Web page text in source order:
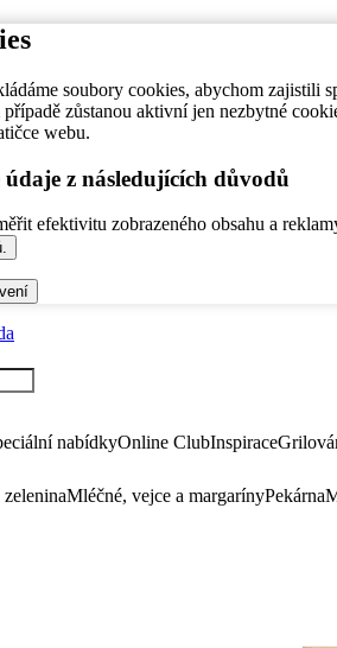
soubory cookies, abychom
zůstanou aktivní jen nezbytné
webu.
z následujících důvodů
efektivitu zobrazeného obsahu a
nabídkyOnline ClubInspirace
Mléčné, vejce a margarínyPekárna